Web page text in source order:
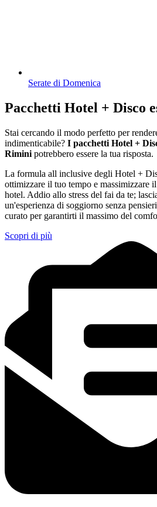
Serate di Domenica
Pacchetti Hotel + Disco
Stai cercando il modo perfetto per
indimenticabile? I pacchetti Hotel +
Rimini potrebbero essere la tua risposta.
La formula all inclusive degli Hotel +
ottimizzare il tuo tempo e massimizzare
hotel. Addio allo stress del fai da te;
un'esperienza di soggiorno senza
curato per garantirti il massimo del
Scopri di più